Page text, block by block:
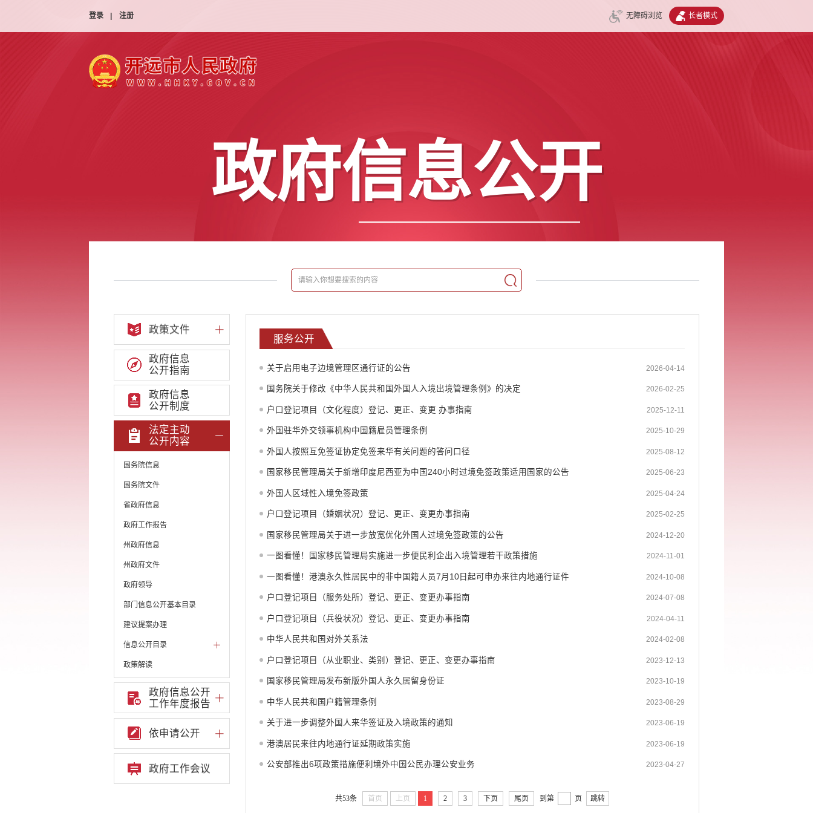
登录 注册 无障碍浏览 长者模式
政府信息公开
政策文件
政府信息
公开指南
政府信息
公开制度
法定主动
公开内容
国务院信息
国务院文件
省政府信息
政府工作报告
州政府信息
州政府文件
政府领导
部门信息公开基本目录
建议提案办理
信息公开目录
政策解读
机构职能和权责清单
自然资源政务公开
重点领域信息公开
重大建设项目信息
安全生产信息公开
民政信息公开
推进面向转移落户人员的
政府信息公开
工作年度报告
依申请公开
政府工作会议
服务公开
关于启用电子边境管理区通行证的公告 2026-04-14
国务院关于修改《中华人民共和国外国人入境出境管理条例》的决定 2026-02-25
户口登记项目（文化程度）登记、更正、变更 办事指南 2025-12-11
外国驻华外交领事机构中国籍雇员管理条例 2025-10-29
外国人按照互免签证协定免签来华有关问题的答问口径 2025-08-12
国家移民管理局关于新增印度尼西亚为中国240小时过境免签政策适用国家的公告 2025-06-23
外国人区域性入境免签政策 2025-04-24
户口登记项目（婚姻状况）登记、更正、变更办事指南 2025-02-25
国家移民管理局关于进一步放宽优化外国人过境免签政策的公告 2024-12-20
一图看懂！国家移民管理局实施进一步便民利企出入境管理若干政策措施 2024-11-01
一图看懂！港澳永久性居民中的非中国籍人员7月10日起可申办来往内地通行证件 2024-10-08
户口登记项目（服务处所）登记、更正、变更办事指南 2024-07-08
户口登记项目（兵役状况）登记、更正、变更办事指南 2024-04-11
中华人民共和国对外关系法 2024-02-08
户口登记项目（从业职业、类别）登记、更正、变更办事指南 2023-12-13
国家移民管理局发布新版外国人永久居留身份证 2023-10-19
中华人民共和国户籍管理条例 2023-08-29
关于进一步调整外国人来华签证及入境政策的通知 2023-06-19
港澳居民来往内地通行证延期政策实施 2023-06-19
公安部推出6项政策措施便利境外中国公民办理公安业务 2023-04-27
共53条 首页 上页 1 2 3 下页 尾页 到第 页 跳转